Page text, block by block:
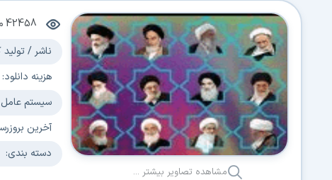
مشاهده تصاویر بیشتر ...
42458
ناشر / تولید
هزینه دانلود:
سیستم
آخرین
دسته بندی: